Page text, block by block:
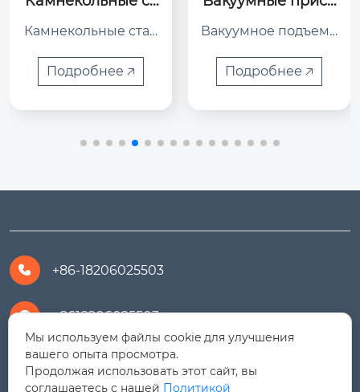
Камнекольные стан
Камнекольные стан
ки серии HLSY-C с з
акрытой H-образно
еменно...
Подробнее 🡥
Вакуумное подъемн
Модель HLSL-1000
— это вакуумный п
одъемник, использу
Подробнее 🡥
 +86-18206025503
 +8618206025503
 yanali@hualongm.com
Мы используем файлы cookie для улучшения
вашего опыта просмотра.
Продолжая использовать этот сайт, вы
соглашаетесь с нашей Политикой